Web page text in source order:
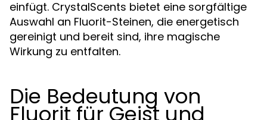
einfügt. CrystalScents bietet eine sorgfältige
Auswahl an Fluorit-Steinen, die energetisch
gereinigt und bereit sind, ihre magische
Wirkung zu entfalten.
Die Bedeutung von
Fluorit für Geist und